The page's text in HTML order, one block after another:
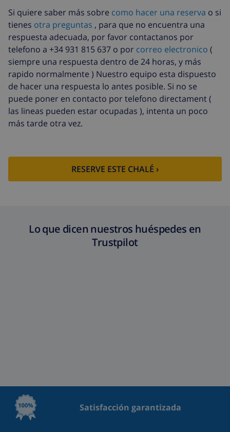
Cama extra
14,07 US$ por día
Sábanas
extra
17,59 US$ por persona
Toallas extra
8,80 US$ por persona
Salida tardía
113,75 US$
Limpieza
extra
basado en consumo de energía
(52,77 US$/HOUR)
Fondo
cancelación:
4.80% del importe total
Si quiere saber más sobre como hacer una reserva o si
tienes otra preguntas , para que no encuentra una
respuesta adecuada, por favor contactanos por
telefono a +34 931 815 637 o por correo electronico (
siempre una respuesta dentro de 24 horas, y más
rapido normalmente ) Nuestro equipo esta dispuesto
de hacer una respuesta lo antes posible. Si no se
puede poner en contacto por telefono directament (
las lineas pueden estar ocupadas ), intenta un poco
más tarde otra vez.
RESERVE ESTE CHALÉ ›
Lo que dicen nuestros huéspedes en
Trustpilot
Satisfacción garantizada